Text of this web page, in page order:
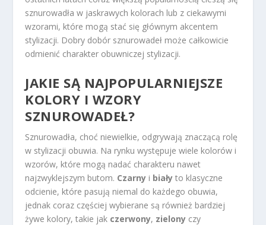
sznurowadła w jaskrawych kolorach lub z ciekawymi
wzorami, które mogą stać się głównym akcentem
stylizacji. Dobry dobór sznurowadeł może całkowicie
odmienić charakter obuwniczej stylizacji.
JAKIE SĄ NAJPOPULARNIEJSZE
KOLORY I WZORY
SZNUROWADEŁ?
Sznurowadła, choć niewielkie, odgrywają znaczącą rolę
w stylizacji obuwia. Na rynku występuje wiele kolorów i
wzorów, które mogą nadać charakteru nawet
najzwyklejszym butom. Czarny i biały to klasyczne
odcienie, które pasują niemal do każdego obuwia,
jednak coraz częściej wybierane są również bardziej
żywe kolory, takie jak czerwony, zielony czy